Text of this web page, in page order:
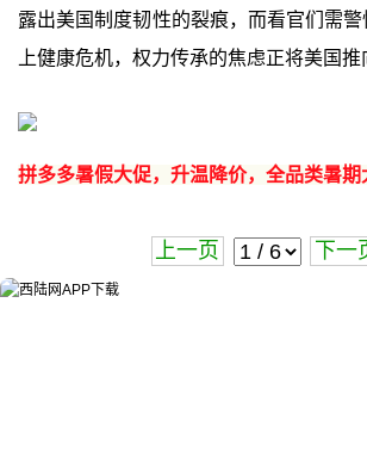
露出美国制度韧性的裂痕，而看官们需
上健康危机，权力传承的焦虑正将美国推
拼多多暑假大促，升温降价，全品类暑
上一页 下一